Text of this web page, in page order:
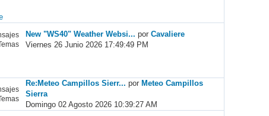
New "WS40" Weather Websi... porCavaliere
Viernes 26 Junio 2026 17:49:49 PM
Re:Meteo Campillos Sierr... por Meteo Campillos
Sierra
Domingo 02 Agosto 2026 10:39:27 AM